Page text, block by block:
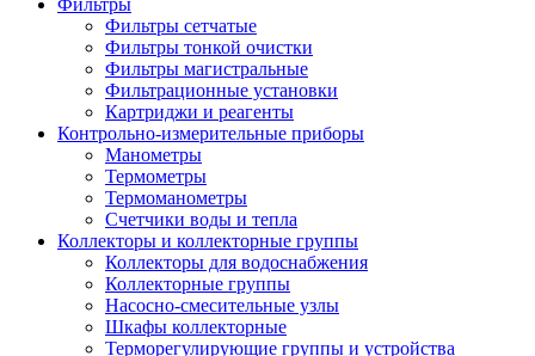
Фильтры сетчатые
Фильтры тонкой очистки
Фильтры магистральные
Фильтрационные установки
Картриджи и реагенты
Контрольно-измерительные приборы
Манометры
Термометры
Термоманометры
Счетчики воды и тепла
Коллекторы и коллекторные группы
Коллекторы для водоснабжения
Коллекторные группы
Насосно-смесительные узлы
Шкафы коллекторные
Терморегулирующие группы и устройства